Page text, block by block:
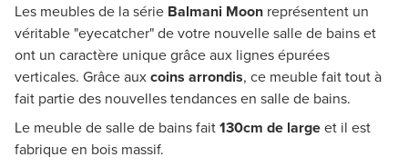
Les meubles de la série Balmani Moon représentent un
véritable "eyecatcher" de votre nouvelle salle de bains et
ont un caractère unique grâce aux lignes épurées
verticales. Grâce auxcoins arrondis, ce meuble fait tout à
fait partie des nouvelles tendances en salle de bains.
Le meuble de salle de bains fait130cm de largeet il est
fabrique en bois massif.